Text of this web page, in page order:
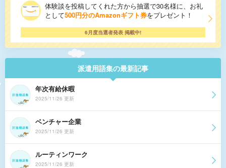
体験談を投稿してくれた方から抽選で30名様に、お礼
として500円分のAmazonギフト券をプレゼント！
6月度当選者発表 掲載中!
派遣用語集の最新記事
年次有給休暇
2025/11/26 更新
ベンチャー企業
2025/11/26 更新
ルーティンワーク
2025/11/26 更新